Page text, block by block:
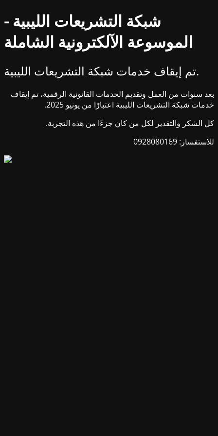
شبكة التشريعات الليبية -
الموسوعة الآلكترونية الشاملة
تم إيقاف خدمات شبكة التشريعات الليبية.
بعد سنوات من العمل وتقديم الخدمات القانونية الرقمية، تم إيقاف
خدمات شبكة التشريعات الليبية اعتبارًا من يونيو 2025.
كل الشكر والتقدير لكل من كان جزءًا من هذه التجربة.
للاستفسار: 0928080169